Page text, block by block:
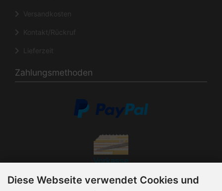
Versandkosten
Kontakt/Rückruf
Lieferzeit
Zahlungsmethoden
Vorkasse
Diese Webseite verwendet Cookies und